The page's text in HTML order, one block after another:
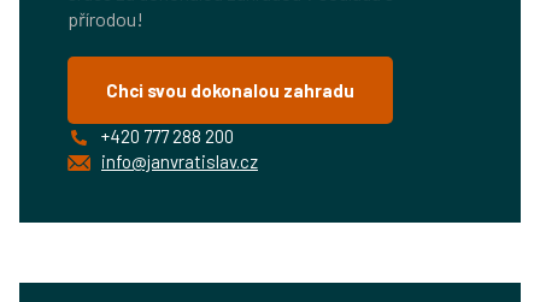
přírodou!
Chci svou dokonalou zahradu
+420 777 288 200
info@janvratislav.cz